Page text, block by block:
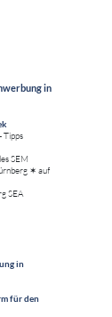
in
Tipps
SEM
✶ auf
SEA
in
für den